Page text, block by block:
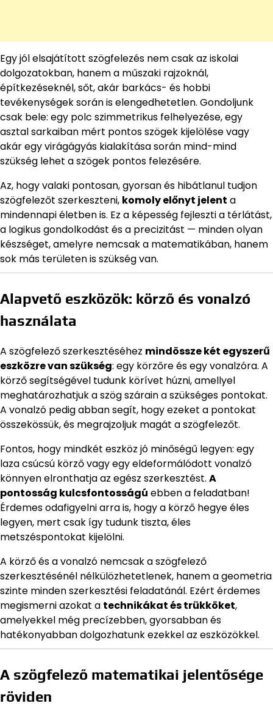
Egy jól elsajátított szögfelezés nem csak az iskolai
dolgozatokban, hanem a műszaki rajzoknál,
építkezéseknél, sőt, akár barkács- és hobbi
tevékenységek során is elengedhetetlen. Gondoljunk
csak bele: egy polc szimmetrikus felhelyezése, egy
asztal sarkaiban mért pontos szögek kijelölése vagy
akár egy virágágyás kialakítása során mind-mind
szükség lehet a szögek pontos felezésére.
Az, hogy valaki pontosan, gyorsan és hibátlanul tudjon
szögfelezőt szerkeszteni, komoly előnyt jelent a
mindennapi életben is. Ez a képesség fejleszti a térlátást,
a logikus gondolkodást és a precizitást — minden olyan
készséget, amelyre nemcsak a matematikában, hanem
sok más területen is szükség van.
Alapvető eszközök: körző és vonalzó
használata
A szögfelező szerkesztéséhez mindössze két egyszerű
eszközre van szükség: egy körzőre és egy vonalzóra. A
körző segítségével tudunk körívet húzni, amellyel
meghatározhatjuk a szög szárain a szükséges pontokat.
A vonalzó pedig abban segít, hogy ezeket a pontokat
összekössük, és megrajzoljuk magát a szögfelezőt.
Fontos, hogy mindkét eszköz jó minőségű legyen: egy
laza csúcsú körző vagy egy eldeformálódott vonalzó
könnyen elronthatja az egész szerkesztést. A
pontosság kulcsfontosságú ebben a feladatban!
Érdemes odafigyelni arra is, hogy a körző hegye éles
legyen, mert csak így tudunk tiszta, éles
metszéspontokat kijelölni.
A körző és a vonalzó nemcsak a szögfelező
szerkesztésénél nélkülözhetetlenek, hanem a geometria
szinte minden szerkesztési feladatánál. Ezért érdemes
megismerni azokat a technikákat és trükköket,
amelyekkel még precízebben, gyorsabban és
hatékonyabban dolgozhatunk ezekkel az eszközökkel.
A szögfelező matematikai jelentősége
röviden